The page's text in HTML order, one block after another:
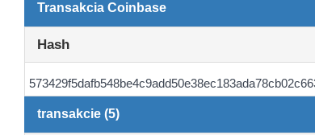
Transakcia Coinbase
Hash
transakcie (5)